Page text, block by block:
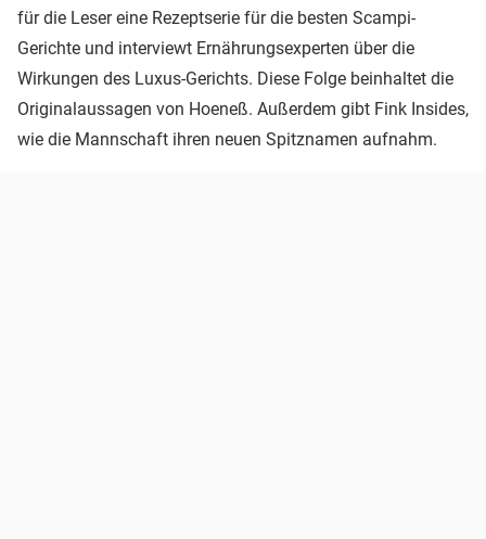
für die Leser eine Rezeptserie für die besten Scampi-
Gerichte und interviewt Ernährungsexperten über die
Wirkungen des Luxus-Gerichts. Diese Folge beinhaltet die
Originalaussagen von Hoeneß. Außerdem gibt Fink Insides,
wie die Mannschaft ihren neuen Spitznamen aufnahm.